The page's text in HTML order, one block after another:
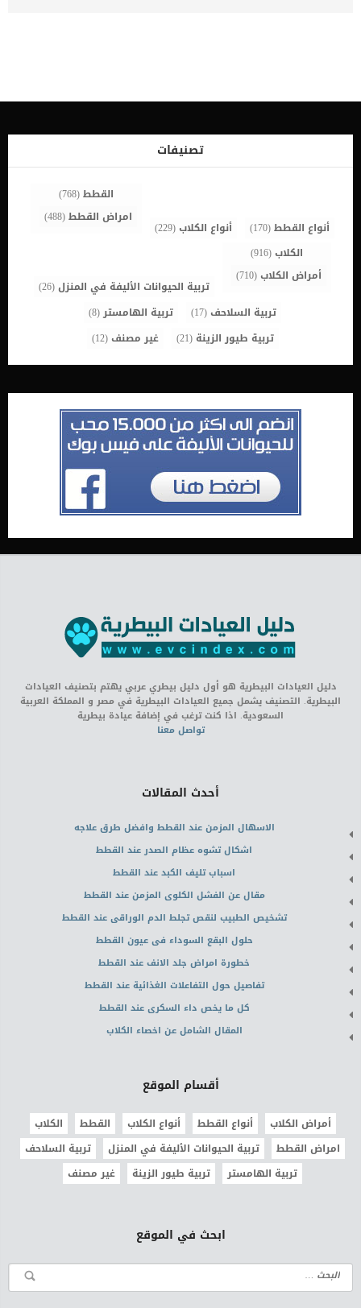
الأوراق هو أحد الأمراض التي تصيب الكلاب. اقرأ أيضا: كيف تمنع كلبك من
تفسير آخر في موضوع أكل الكلاب للأوراق والمناديل. في كثير من الأحيان،
تمزق الكلاب المحارم والمناشف لمجرد المتعة حيث أن السبب الأول هو
-على الأرجح- لأنهم يستمتعون بإحساس التمزيق. الكلاب والجراء
تصنيفات
أنواع القطط(170) أنواع الكلاب(229)
القطط(768)
امراض القطط(488)
الكلاب(916)
أمراض الكلاب(710)
تربية الحيوانات الأليفة في المنزل(26)
تربية السلاحف(17) تربية الهامستر(8)
تربية طيور الزينة (21) غير مصنف(12)
دليل العيادات البيطرية هو أول دليل بيطري عربي يهتم بتصنيف العيادات
البيطرية. التصنيف يشمل جميع العيادات البيطرية في مصر و المملكة العربية
السعودية. اذا كنت ترغب في إضافة عيادة بيطرية
تواصل معنا
أحدث المقالات
الاسهال المزمن عند القطط وافضل طرق علاجه
اشكال تشوه عظام الصدر عند القطط
اسباب تليف الكبد عند القطط
مقال عن الفشل الكلوى المزمن عند القطط
تشخيص الطبيب لنقص تجلط الدم الوراقى عند القطط
حلول البقع السوداء فى عيون القطط
خطورة امراض جلد الانف عند القطط
تفاصيل حول التفاعلات الغذائية عند القطط
كل ما يخص داء السكرى عند القطط
المقال الشامل عن اخصاء الكلاب
أقسام الموقع
أمراض الكلاب أنواع القطط أنواع الكلاب القطط
الكلاب
امراض القطط
تربية الحيوانات الأليفة في المنزل
تربية السلاحف
تربية الهامستر
تربية طيور الزينة غير مصنف
ابحث في الموقع